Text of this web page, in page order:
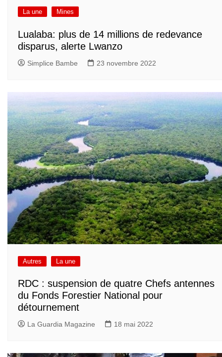
La une Mines
Lualaba: plus de 14 millions de redevance
disparus, alerte Lwanzo
Simplice Bambe 23 novembre 2022
Autres La une
RDC : suspension de quatre Chefs antennes
du Fonds Forestier National pour
détournement
La Guardia Magazine 18 mai 2022